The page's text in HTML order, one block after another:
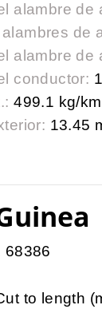
alambre de
de
alambre de
conductor:
499.1 kg/km
13.45
68386
to length